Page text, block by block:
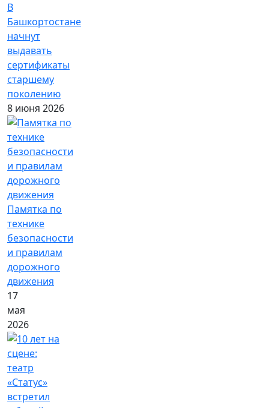
В
Башкортостане
начнут
выдавать
сертификаты
старшему
поколению
8 июня 2026
Памятка по
технике
безопасности
и правилам
дорожного
движения
17
мая
2026